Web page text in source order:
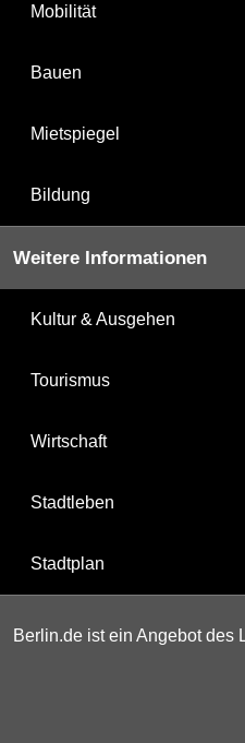
Mobilität
Bauen
Mietspiegel
Bildung
Weitere Informationen
Kultur & Ausgehen
Tourismus
Wirtschaft
Stadtleben
Stadtplan
Berlin.de ist ein Angebot des